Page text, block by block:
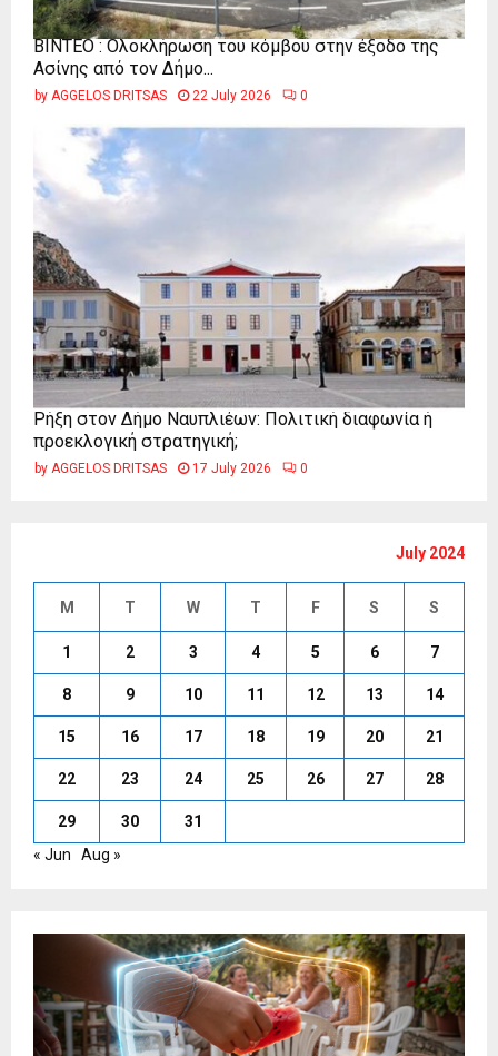
ΒΙΝΤΕΟ : Ολοκλήρωση του κόμβου στην έξοδο της
Ασίνης από τον Δήμο...
by AGGELOS DRITSAS 22 July 2026 0
Ρήξη στον Δήμο Ναυπλιέων: Πολιτική διαφωνία ή
προεκλογική στρατηγική;
by AGGELOS DRITSAS 17 July 2026 0
July 2024
M T W T F S S
1 2 3 4 5 6 7
8 9 10 11 12 13 14
15 16 17 18 19 20 21
22 23 24 25 26 27 28
29 30
31
« Jun
Aug »